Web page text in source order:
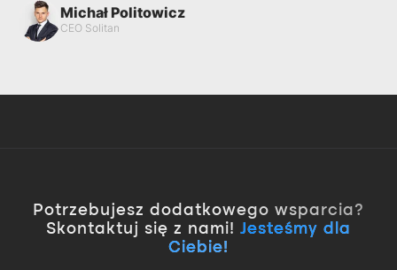
Michał Politowicz
CEO Solitan
Potrzebujesz dodatkowego wsparcia?
Skontaktuj się z nami! Jesteśmy dla
Ciebie!